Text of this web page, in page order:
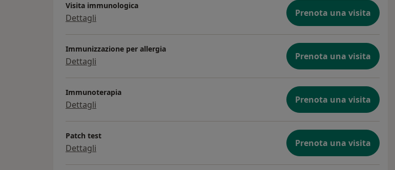
Visita immunologica
Dettagli Prenota una visita
Immunizzazione per allergia
Dettagli Prenota una visita
Immunoterapia
Dettagli Prenota una visita
Patch test
Dettagli Prenota una visita